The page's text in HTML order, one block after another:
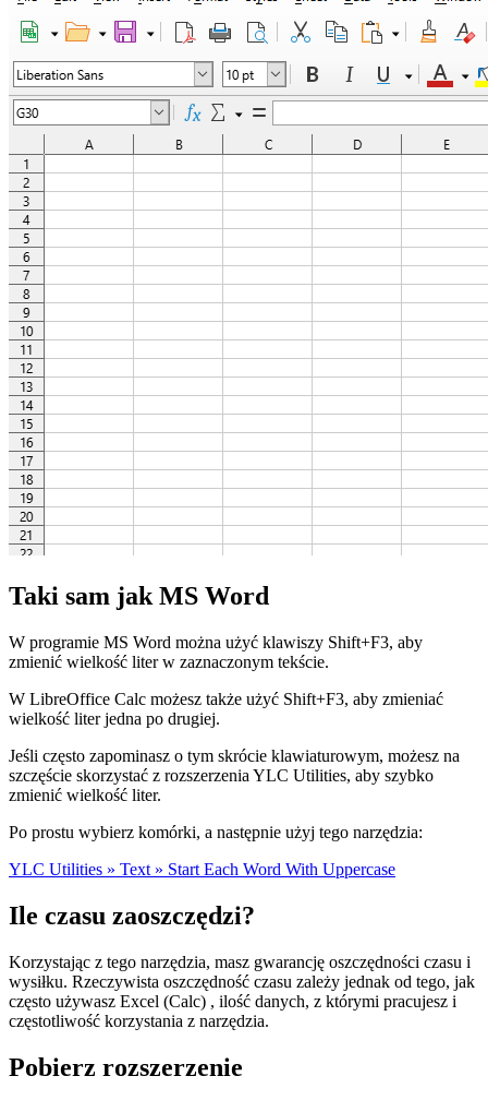
Taki sam jak MS Word
W programie MS Word można użyć klawiszy Shift+F3, aby
zmienić wielkość liter w zaznaczonym tekście.
W LibreOffice Calc możesz także użyć Shift+F3, aby zmieniać
wielkość liter jedna po drugiej.
Jeśli często zapominasz o tym skrócie klawiaturowym, możesz na
szczęście skorzystać z rozszerzenia YLC Utilities, aby szybko
zmienić wielkość liter.
Po prostu wybierz komórki, a następnie użyj tego narzędzia:
YLC Utilities » Text » Start Each Word With Uppercase
Ile czasu zaoszczędzi?
Korzystając z tego narzędzia, masz gwarancję oszczędności czasu i
wysiłku. Rzeczywista oszczędność czasu zależy jednak od tego, jak
często używasz Excel (Calc) , ilość danych, z którymi pracujesz i
częstotliwość korzystania z narzędzia.
Pobierz rozszerzenie